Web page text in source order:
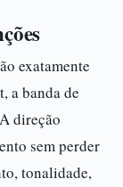
exatamente
a banda de
direção
sem perder
tonalidade,